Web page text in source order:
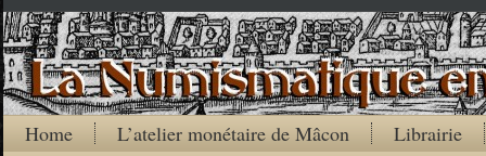
Home L’atelier monétaire de Mâcon
Librairie